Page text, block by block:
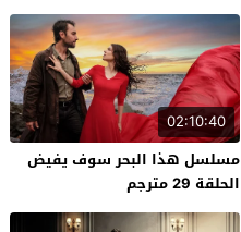
02:10:40
مسلسل هذا البحر سوف يفيض
الحلقة 29 مترجم